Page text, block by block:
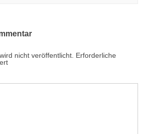
nicht veröffentlicht. Erforderliche